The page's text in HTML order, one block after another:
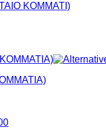
ΚΟΜΜΑΤΙ)